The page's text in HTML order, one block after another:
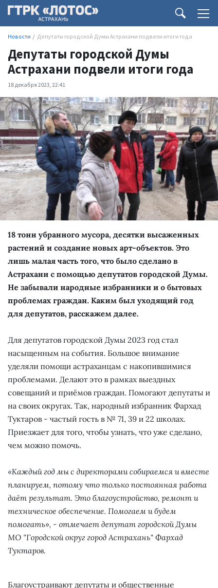
Новости Депутаты городской Думы Астрахани подвели итоги года
Депутаты городской Думы
Астрахани подвели итоги года
18 декабря 2023, 22:41
18 тонн убранного мусора, десятки высаженных
растений и создание новых арт-объектов. Это
лишь малая часть того, что было сделано в
Астрахани с помощью депутатов городской Думы.
Не забывали народные избранники и о бытовых
проблемах граждан. Каким был уходящий год
для депутатов, расскажем далее.
Для депутатов городской Думы 2023 год стал
насыщенным на события. Большое внимание
уделяли помощи астраханцам с накопившимися
проблемами. Делают это в рамках выездных
совещаний и приёмов граждан. Помогают депутаты и
на своих округах. Так, народный избранник Фархад
Туктаров - частый гость в № 71, 39 и 22 школах.
Приезжает для того, чтобы узнать, что уже сделано,
чем можно помочь.
«Каждый год мы с директорами собираемся и вместе
планируем, потому что только постоянная работа
даёт результат. Это благоустройство, ремонт и
техническое обеспечение. Помогаем и будем
помогать», - отмечает депутат городской Думы
МО "Городской округ город Астрахань" Фархад
Туктаров.
Благоустраивают депутаты и общественные